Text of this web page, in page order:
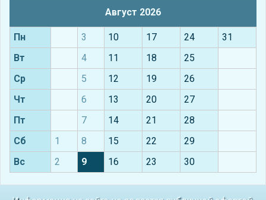
Август 2026
Пн 3 10 17 24
31
Вт
4 11 18
25
Ср
5 12 19
26
Чт
6 13 20
27
Пт
7 14 21
28
Сб
1 8 15 22
29
Вс
2 9 16 23 30